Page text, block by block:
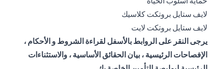
لايف ستايل بروتكت كلاسيك
لايف ستايل بروتكت لايت
يرجى النقر على الروابط بالأسفل لقراءة الشروط و الأحكام ،
الإفصاحات الرئيسية ، بيان الحقائق الأساسية ، والاستثناءات